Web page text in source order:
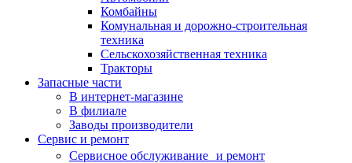
Комбайны
Комунальная и дорожно-строительная
техника
Сельскохозяйственная техника
Тракторы
Запасные части
В интернет-магазине
В филиале
Заводы производители
Сервис и ремонт
Сервисное обслуживание и ремонт